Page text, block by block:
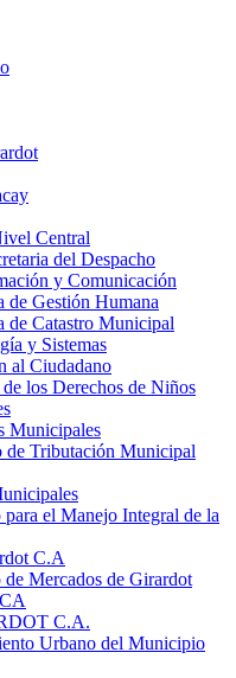
Central
del Despacho
y Comunicación
Gestión Humana
de Catastro Municipal
y Sistemas
al Ciudadano
los Derechos de Niños
Municipales
de Tributación Municipal
el Manejo Integral de la
C.A
Mercados de Girardot
C.A.
Urbano del Municipio